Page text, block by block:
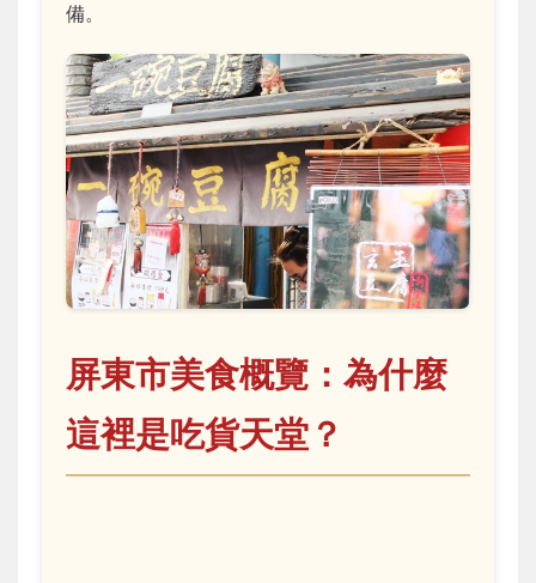
備。
屏東市美食概覽：為什麼
這裡是吃貨天堂？